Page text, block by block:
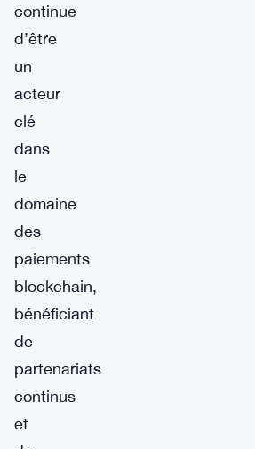
continue
d’être
un
acteur
clé
dans
le
domaine
des
paiements
blockchain,
bénéficiant
de
partenariats
continus
et